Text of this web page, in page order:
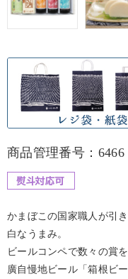
商品管理番号：6466
かまぼこの国家職人が引
白なうまみ。
ビールコンペで数々の賞
廣自慢地ビール「箱根ビ